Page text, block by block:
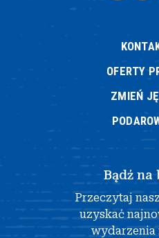
OFERTY
ZMIEŃ
Bądź na
Przeczytaj
uzyskać
wydarzenia